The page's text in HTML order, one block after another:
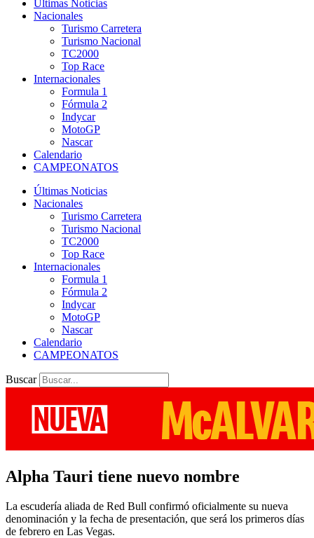
Últimas Noticias
Nacionales
Turismo Carretera
Turismo Nacional
TC2000
Top Race
Internacionales
Formula 1
Fórmula 2
Indycar
MotoGP
Nascar
Calendario
CAMPEONATOS
Últimas Noticias
Nacionales
Turismo Carretera
Turismo Nacional
TC2000
Top Race
Internacionales
Formula 1
Fórmula 2
Indycar
MotoGP
Nascar
Calendario
CAMPEONATOS
Buscar
Alpha Tauri tiene nuevo nombre
La escudería aliada de Red Bull confirmó oficialmente su nueva
denominación y la fecha de presentación, que será los primeros días
de febrero en Las Vegas.